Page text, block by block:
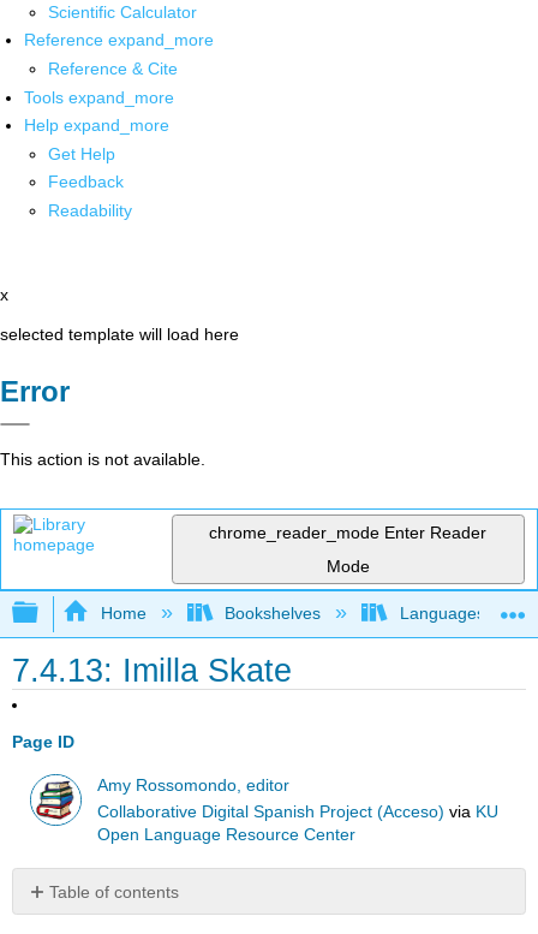
Scientific Calculator
Reference expand_more
Reference & Cite
Tools expand_more
Help expand_more
Get Help
Feedback
Readability
x
selected template will load here
Error
This action is not available.
chrome_reader_mode Enter Reader
Mode
Expand/collapse global hierarchy
Home Bookshelves Languages
7.4.13: Imilla Skate
Page ID
Amy Rossomondo, editor
Collaborative Digital Spanish Project (Acceso) via KU
Open Language Resource Center
Table of contents